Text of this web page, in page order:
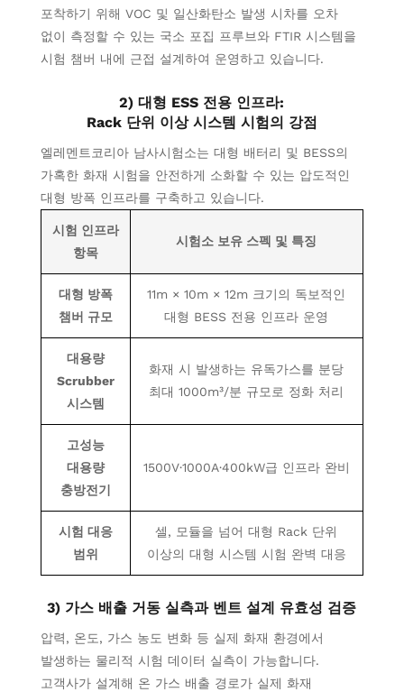
포착하기 위해 VOC 및 일산화탄소 발생 시차를 오차
없이 측정할 수 있는 국소 포집 프루브와 FTIR 시스템을
시험 챔버 내에 근접 설계하여 운영하고 있습니다.
2) 대형 ESS 전용 인프라:
Rack 단위 이상 시스템 시험의 강점
엘레멘트코리아 남사시험소는 대형 배터리 및 BESS의
가혹한 화재 시험을 안전하게 소화할 수 있는 압도적인
대형 방폭 인프라를 구축하고 있습니다.
시험 인프라
항목
시험소 보유 스펙 및 특징
대형 방폭
챔버 규모
11m × 10m × 12m 크기의 독보적인
대형 BESS 전용 인프라 운영
대용량
Scrubber
시스템
화재 시 발생하는 유독가스를 분당
최대 1000m³/분 규모로 정화 처리
고성능
대용량
충방전기
1500V·1000A·400kW급 인프라 완비
시험 대응
범위
셀, 모듈을 넘어 대형 Rack 단위
이상의 대형 시스템 시험 완벽 대응
3) 가스 배출 거동 실측과 벤트 설계 유효성 검증
압력, 온도, 가스 농도 변화 등 실제 화재 환경에서
발생하는 물리적 시험 데이터 실측이 가능합니다.
고객사가 설계해 온 가스 배출 경로가 실제 화재